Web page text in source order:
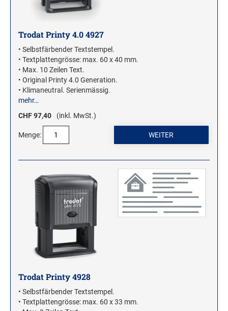
Trodat Printy 4.0 4927
• Selbstfärbender Textstempel.
• Textplattengrösse: max. 60 x 40 mm.
• Max. 10 Zeilen Text.
• Original Printy 4.0 Generation.
• Klimaneutral. Serienmässig.
mehr…
CHF 97,40
(inkl. MwSt.)
Menge:
Trodat Printy 4928
• Selbstfärbender Textstempel.
• Textplattengrösse: max. 60 x 33 mm.